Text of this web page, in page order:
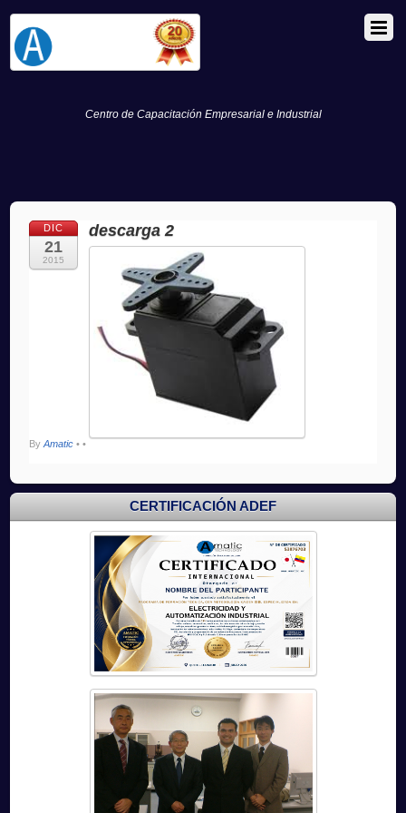
Centro de Capacitación Empresarial e Industrial
DIC
21
2015
descarga 2
ByAmatic • •
CERTIFICACIÓN ADEF